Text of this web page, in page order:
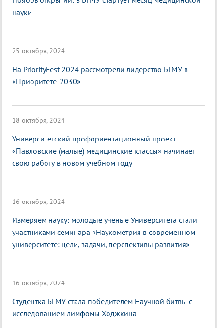
науки
25 октября, 2024
На PriorityFest 2024 рассмотрели лидерство БГМУ в
«Приоритете-2030»
18 октября, 2024
Университетский профориентационный проект
«Павловские (малые) медицинские классы» начинает
свою работу в новом учебном году
16 октября, 2024
Измеряем науку: молодые ученые Университета стали
участниками семинара «Наукометрия в современном
университете: цели, задачи, перспективы развития»
16 октября, 2024
Студентка БГМУ стала победителем Научной битвы с
исследованием лимфомы Ходжкина